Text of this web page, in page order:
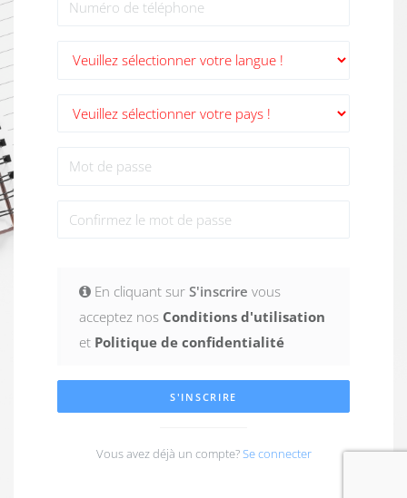
En cliquant sur S'inscrire vous
acceptez nos Conditions d'utilisation
et Politique de confidentialité
S'INSCRIRE
Vous avez déjà un compte?Se connecter